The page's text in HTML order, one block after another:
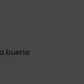
buena